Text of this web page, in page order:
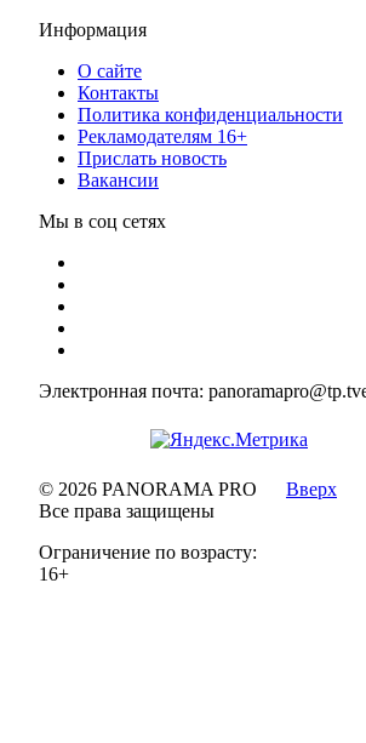
Информация
О сайте
Контакты
Политика конфиденциальности
Рекламодателям 16+
Прислать новость
Вакансии
Мы в соц сетях
Электронная почта:
© 2026 PANORAMA PRO
Все права защищены
Ограничение по возрасту:
16+
Вверх